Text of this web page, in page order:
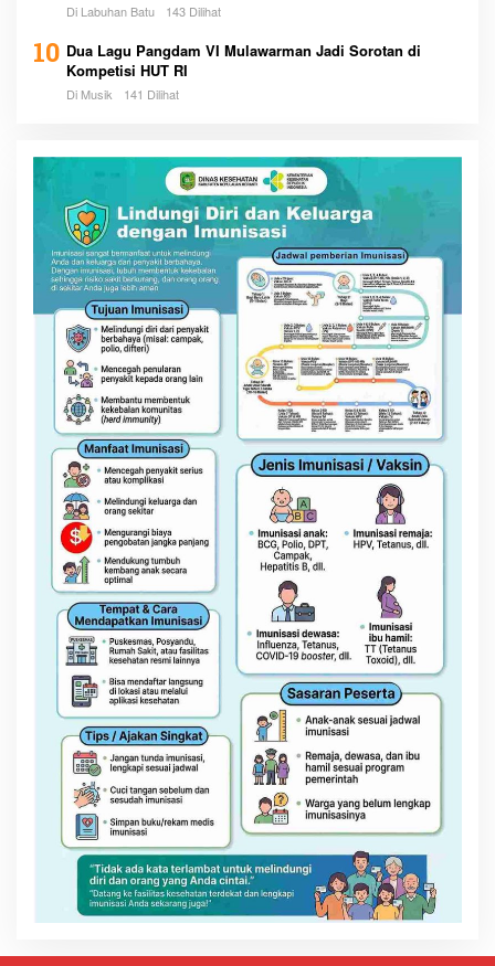
Di Labuhan Batu 143 Dilihat
10 Dua Lagu Pangdam VI Mulawarman Jadi Sorotan di
Kompetisi HUT RI
Di Musik 141 Dilihat